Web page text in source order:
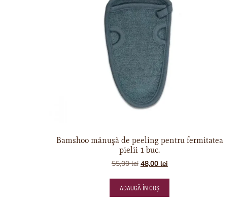
Bamshoo mănușă de peeling pentru fermitatea
pielii 1 buc.
55,00lei 48,00 lei
ADAUGĂ ÎN COȘ